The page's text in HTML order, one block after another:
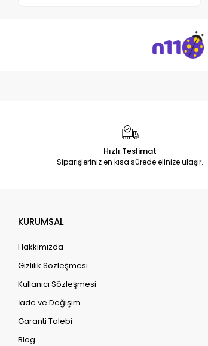
Hızlı Teslimat
Siparişleriniz en kısa sürede elinize ulaşır.
KURUMSAL
Hakkımızda
Gizlilik Sözleşmesi
Kullanıcı Sözleşmesi
İade ve Değişim
Garanti Talebi
Blog